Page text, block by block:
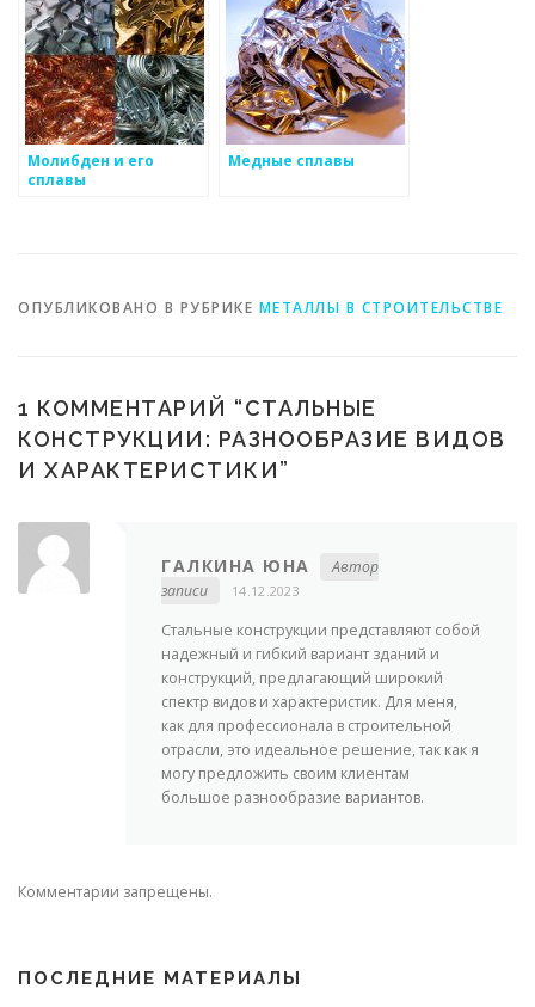
Молибден и его
сплавы
Медные сплавы
ОПУБЛИКОВАНО В РУБРИКЕ МЕТАЛЛЫ В СТРОИТЕЛЬСТВЕ
1 КОММЕНТАРИЙ “СТАЛЬНЫЕ
КОНСТРУКЦИИ: РАЗНООБРАЗИЕ ВИДОВ
И ХАРАКТЕРИСТИКИ”
ГАЛКИНА ЮНА
Автор
записи
14.12.2023
Стальные конструкции представляют собой
надежный и гибкий вариант зданий и
конструкций, предлагающий широкий
спектр видов и характеристик. Для меня,
как для профессионала в строительной
отрасли, это идеальное решение, так как я
могу предложить своим клиентам
большое разнообразие вариантов.
Комментарии запрещены.
ПОСЛЕДНИЕ МАТЕРИАЛЫ